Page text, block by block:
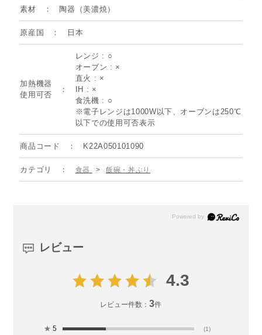
素材 陶器（美濃焼）
原産国 日本
加熱機器
使用可否
レンジ : ○
オーブン : ×
直火 : ×
IH : ×
食洗機 : ○
※電子レンジは1000W以下、オーブンは250℃
以下での使用可否表示
商品コード K22A050101090
カテゴリ 食器 > 飯碗・丼ぶり
レビュー
4.3
レビュー件数：3件
★ 5 (1)